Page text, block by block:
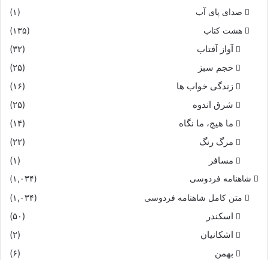
صدای پای آب
(۱)
هشت کتاب
(۱۳۵)
آواز آفتاب
(۳۲)
حجم سبز
(۲۵)
زندگی خواب ها
(۱۶)
شرق اندوه
(۲۵)
ما هیچ، ما نگاه
(۱۴)
مرگ رنگ
(۲۲)
مسافر
(۱)
شاهنامه فردوسی (۱,۰۳۴)
متن کامل شاهنامه فردوسی (۱,۰۳۴)
اسکندر
(۵۰)
اشکانیان
(۲)
بهمن
(۶)